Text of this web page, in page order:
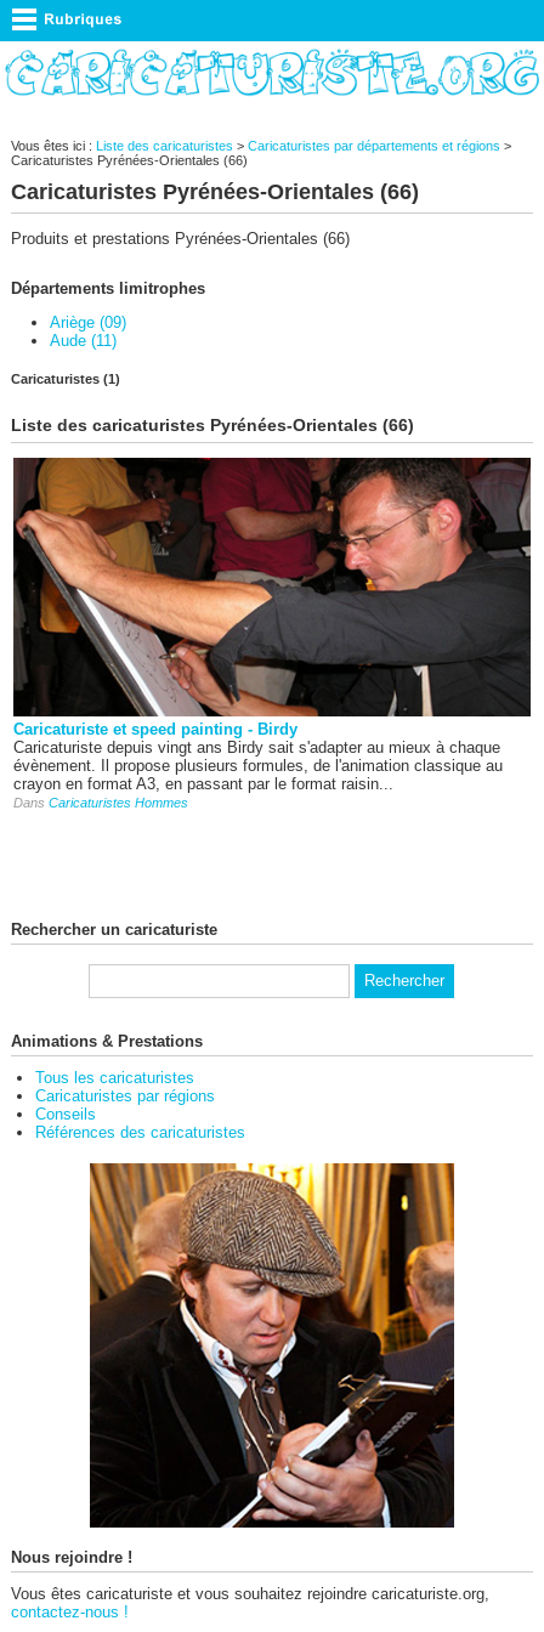
Vous êtes ici : Liste des caricaturistes > Caricaturistes par départements et régions >
Caricaturistes Pyrénées-Orientales (66)
Caricaturistes Pyrénées-Orientales (66)
Produits et prestations Pyrénées-Orientales (66)
Départements limitrophes
Ariège (09)
Aude (11)
Caricaturistes (1)
Liste des caricaturistes Pyrénées-Orientales (66)
Caricaturiste et speed painting - Birdy
Caricaturiste depuis vingt ans Birdy sait s'adapter au mieux à chaque
évènement. Il propose plusieurs formules, de l'animation classique au
crayon en format A3, en passant par le format raisin...
Dans Caricaturistes Hommes
Rechercher un caricaturiste
Animations & Prestations
Tous les caricaturistes
Caricaturistes par régions
Conseils
Références des caricaturistes
Nous rejoindre !
Vous êtes caricaturiste et vous souhaitez rejoindre caricaturiste.org,
contactez-nous !